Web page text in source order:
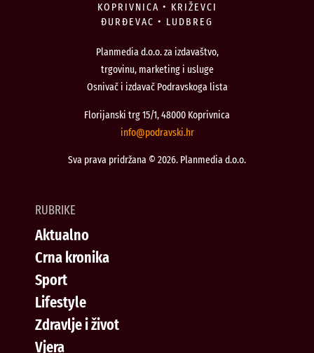
KOPRIVNICA • KRIŽEVCI
ĐURĐEVAC • LUDBREG
Planmedia d.o.o. za izdavaštvo,
trgovinu, marketing i usluge
Osnivač i izdavač Podravskoga lista
Florijanski trg 15/1, 48000 Koprivnica
rh.iksvardop
@ofni
Sva prava pridržana © 2026. Planmedia d.o.o.
RUBRIKE
Aktualno
Crna kronika
Sport
Lifestyle
Zdravlje i život
Vjera